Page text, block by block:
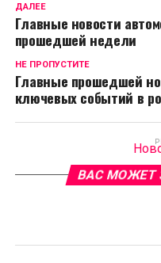
ДАЛЕЕ
Главные новости
прошедшей недели
НЕ ПРОПУСТИТЕ
Главные прошедшей
ключевых событий в
ВАС МОЖЕТ